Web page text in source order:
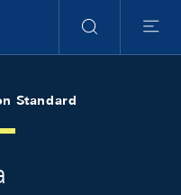
Suche
Menu
Standard